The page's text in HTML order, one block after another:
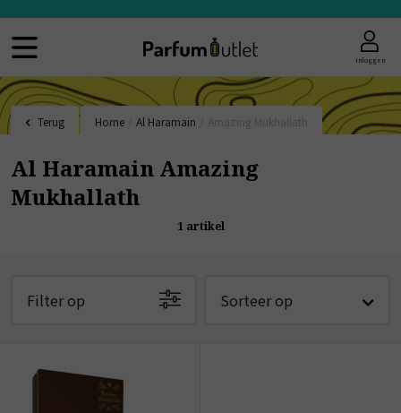
Inloggen
Terug Home Al Haramain
Al Haramain Amazing
Mukhallath
1 artikel
Filter op Sorteer op